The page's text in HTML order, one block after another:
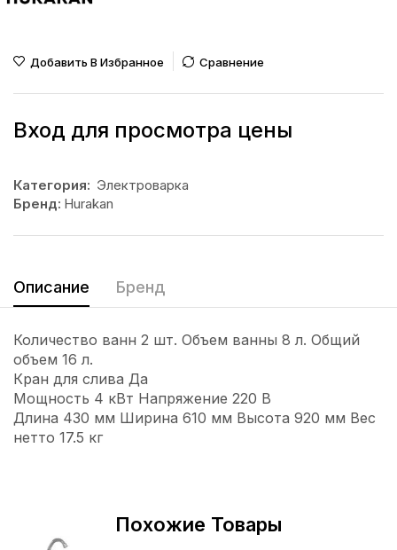
Добавить В Избранное Сравнение
Вход для просмотра цены
Категория: Электроварка
Бренд: Hurakan
Описание Бренд
Количество ванн 2 шт. Объем ванны 8 л. Общий
объем 16 л.
Кран для слива Да
Мощность 4 кВт Напряжение 220 В
Длина 430 мм Ширина 610 мм Высота 920 мм Вес
нетто 17.5 кг
Похожие Товары